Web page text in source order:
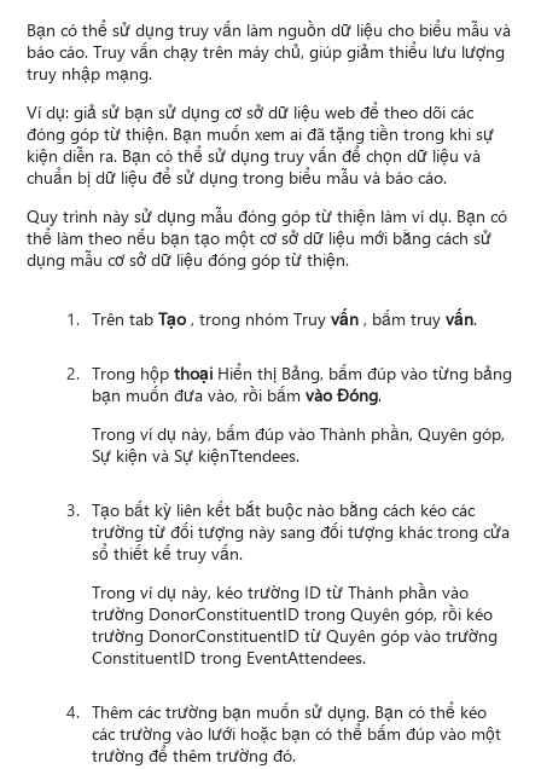
Bạn có thể sử dụng truy vấn làm nguồn dữ liệu cho biểu mẫu và
báo cáo. Truy vấn chạy trên máy chủ, giúp giảm thiểu lưu lượng
truy nhập mạng.
Ví dụ: giả sử bạn sử dụng cơ sở dữ liệu web để theo dõi các
đóng góp từ thiện. Bạn muốn xem ai đã tặng tiền trong khi sự
kiện diễn ra. Bạn có thể sử dụng truy vấn để chọn dữ liệu và
chuẩn bị dữ liệu để sử dụng trong biểu mẫu và báo cáo.
Quy trình này sử dụng mẫu đóng góp từ thiện làm ví dụ. Bạn có
thể làm theo nếu bạn tạo một cơ sở dữ liệu mới bằng cách sử
dụng mẫu cơ sở dữ liệu đóng góp từ thiện.
Trên tabTạo , trong nhóm Truyvấn , bấm truyvấn.
Trong hộpthoại Hiển thị Bảng, bấm đúp vào từng bảng
bạn muốn đưa vào, rồi bấmvào Đóng.
Trong ví dụ này, bấm đúp vào Thành phần, Quyên góp,
Sự kiện và Sự kiệnTtendees.
Tạo bất kỳ liên kết bắt buộc nào bằng cách kéo các
trường từ đối tượng này sang đối tượng khác trong cửa
sổ thiết kế truy vấn.
Trong ví dụ này, kéo trường ID từ Thành phần vào
trường DonorConstituentID trong Quyên góp, rồi kéo
trường DonorConstituentID từ Quyên góp vào trường
ConstituentID trong EventAttendees.
Thêm các trường bạn muốn sử dụng. Bạn có thể kéo
các trường vào lưới hoặc bạn có thể bấm đúp vào một
trường để thêm trường đó.